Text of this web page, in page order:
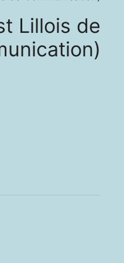
Lillois de